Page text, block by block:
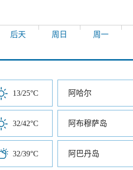
后天 周日 周一
13/25°C 阿哈尔
32/42°C 阿布穆萨岛
32/39°C 阿巴丹岛